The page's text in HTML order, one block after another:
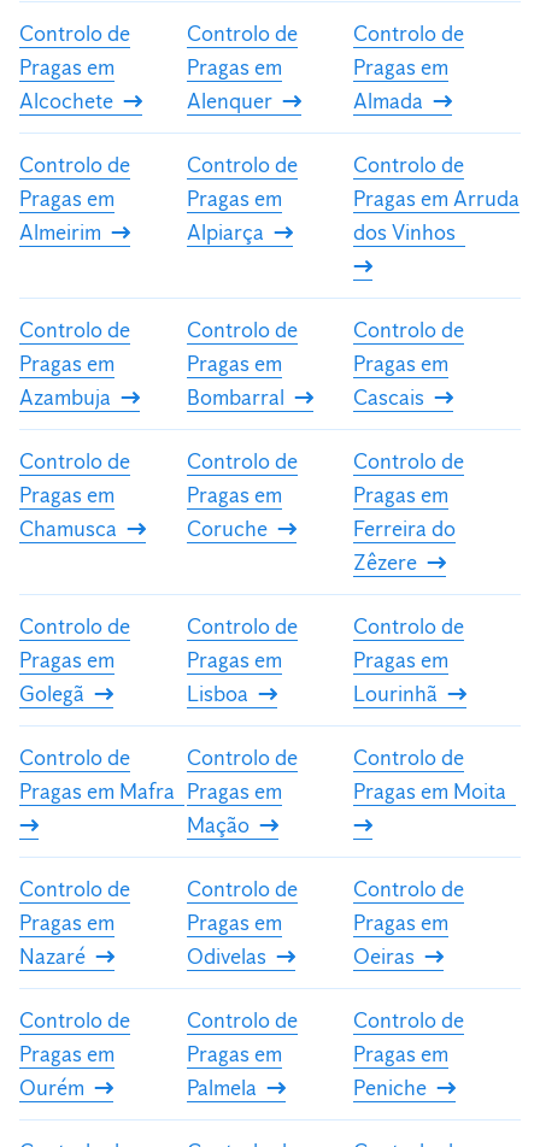
Controlo de
Pragas em
Alcochete
Controlo de
Pragas em
Alenquer
Controlo de
Pragas em
Almada
Controlo de
Pragas em
Almeirim
Controlo de
Pragas em
Alpiarça
Controlo de
Pragas em Arruda
dos Vinhos
Controlo de
Pragas em
Azambuja
Controlo de
Pragas em
Bombarral
Controlo de
Pragas em
Cascais
Controlo de
Pragas em
Chamusca
Controlo de
Pragas em
Coruche
Controlo de
Pragas em
Ferreira do
Zêzere
Controlo de
Pragas em
Golegã
Controlo de
Pragas em
Lisboa
Controlo de
Pragas em
Lourinhã
Controlo de
Pragas em Mafra
Controlo de
Pragas em
Mação
Controlo de
Pragas em Moita
Controlo de
Pragas em
Nazaré
Controlo de
Pragas em
Odivelas
Controlo de
Pragas em
Oeiras
Controlo de
Pragas em
Ourém
Controlo de
Pragas em
Palmela
Controlo de
Pragas em
Peniche